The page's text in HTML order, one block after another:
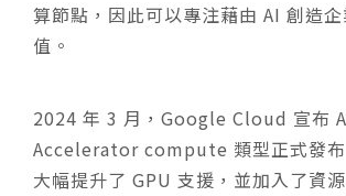
算節點，因此可以專注藉由 AI 創造
值。
2024 年 3 月，Google Cloud 宣布
Accelerator compute 類型正式發布
大幅提升了 GPU 支援，並加入了資